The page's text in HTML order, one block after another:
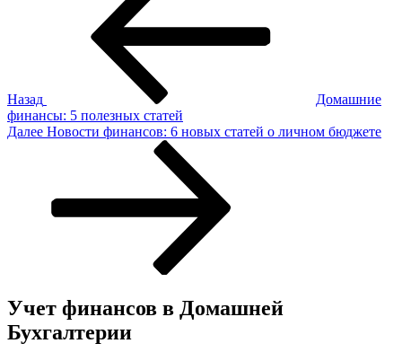
Назад
Домашние
финансы: 5 полезных статей
Следующая
Далее Новости финансов: 6 новых статей о личном бюджете
Учет финансов в Домашней
Бухгалтерии